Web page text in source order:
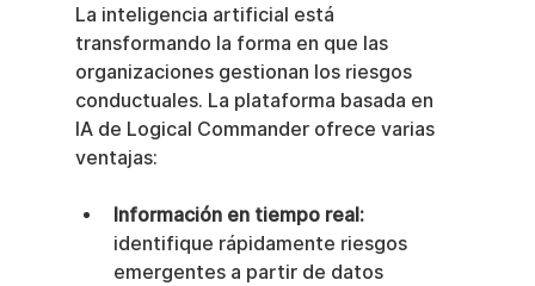
La inteligencia artificial está
transformando la forma en que las
organizaciones gestionan los riesgos
conductuales. La plataforma basada en
IA de Logical Commander ofrece varias
ventajas:
Información en tiempo real:
identifique rápidamente riesgos
emergentes a partir de datos